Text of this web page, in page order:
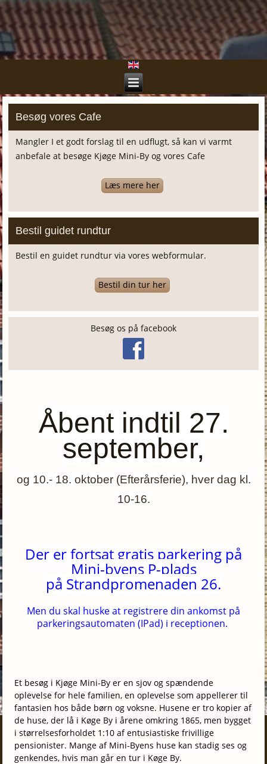
Besøg vores Cafe
Mangler I et godt forslag til en udflugt, så kan vi varmt
anbefale at besøge Kjøge Mini-By og vores Cafe
Læs mere her
Bestil guidet rundtur
Bestil en guidet rundtur via vores webformular.
Bestil din tur her
Besøg os på facebook
Åbent indtil 27.
september,
og 10.- 18. oktober (Efterårsferie), hver dag kl.
10-16.
Der er fortsat gratis parkering på
Mini-byens P-plads
på Strandpromenaden 26.
Men du skal huske at registrere din ankomst på
parkeringsautomaten (IPad) i receptionen.
Et besøg i Kjøge Mini-By er en sjov og spændende
oplevelse for hele familien, en oplevelse som appellerer til
fantasien hos både børn og voksne. Husene er tro kopier af
de huse, der lå i Køge By i årene omkring 1865, men bygget
i størrelsesforholdet 1:10 af entusiastiske frivillige
pensionister. Mange af Mini-Byens huse kan stadig ses og
genkendes, hvis man går en tur i Køge By.